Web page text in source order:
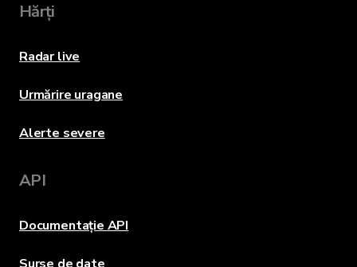
Hărți
Radar live
Urmărire uragane
Alerte severe
API
Documentație API